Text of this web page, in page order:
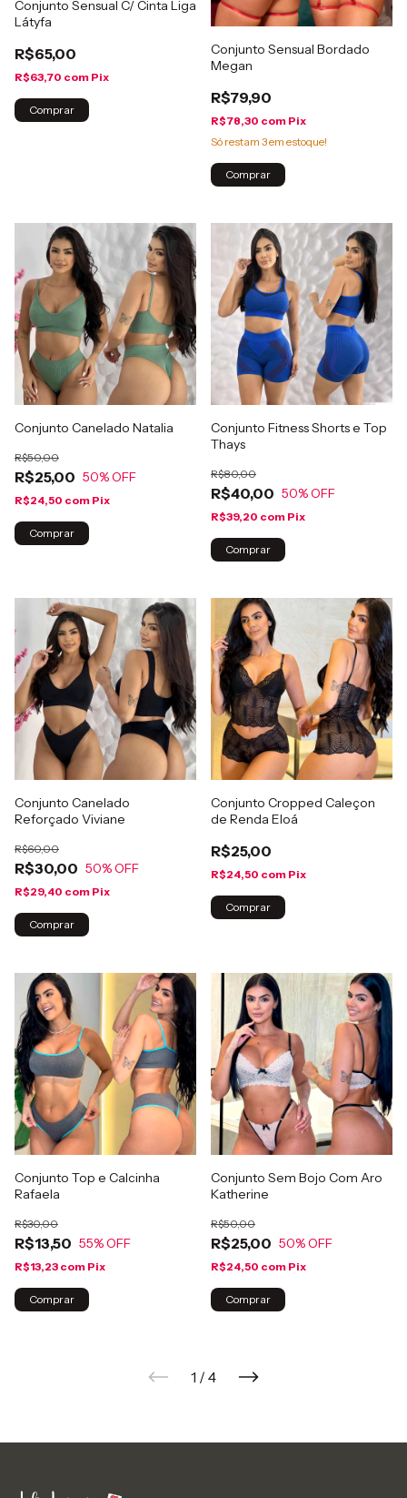
Conjunto Sensual C/ Cinta Liga
Látyfa
R$65,00
R$63,70 com Pix
Comprar
Conjunto Sensual Bordado
Megan
R$79,90
R$78,30 com Pix
Só restam 3em estoque!
Comprar
Conjunto Canelado Natalia
R$25,00
R$50,00
50% OFF
R$24,50 com Pix
Comprar
Conjunto Fitness Shorts e Top
Thays
R$40,00
R$80,00
50% OFF
R$39,20 com Pix
Comprar
Conjunto Canelado
Reforçado Viviane
R$30,00
R$60,00
50% OFF
R$29,40 com Pix
Comprar
Conjunto Cropped Caleçon
de Renda Eloá
R$25,00
R$24,50 com Pix
Comprar
Conjunto Top e Calcinha
Rafaela
R$13,50
R$30,00
55% OFF
R$13,23 com Pix
Comprar
Conjunto Sem Bojo Com Aro
Katherine
R$25,00
R$50,00
50% OFF
R$24,50 com Pix
Comprar
1 / 4